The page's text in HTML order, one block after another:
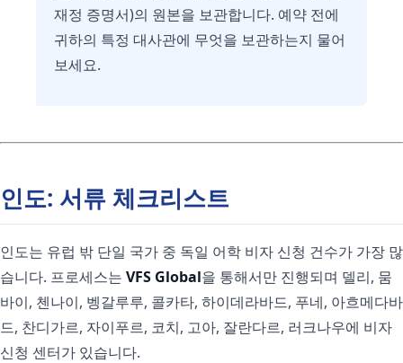
재정 증명서)의 원본을 보관합니다. 예약 전에
귀하의 특정 대사관에 무엇을 보관하는지 물어
보세요.
인도: 서류 체크리스트
인도는 유럽 밖 단일 국가 중 독일 어학 비자 신청 건수가 가장 많
습니다. 프로세스는 VFS Global을 통해서만 진행되며 델리, 뭄
바이, 첸나이, 벵갈루루, 콜카타, 하이데라바드, 푸네, 아흐메다바
드, 찬디가르, 자이푸르, 코치, 고아, 잘란다르, 러크나우에 비자
신청 센터가 있습니다.